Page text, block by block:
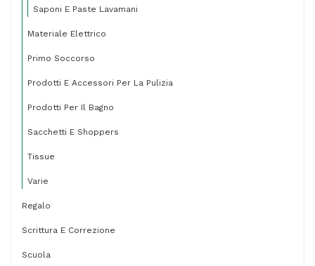
Saponi E Paste Lavamani
Materiale Elettrico
Primo Soccorso
Prodotti E Accessori Per La Pulizia
Prodotti Per Il Bagno
Sacchetti E Shoppers
Tissue
Varie
Regalo
Scrittura E Correzione
Scuola